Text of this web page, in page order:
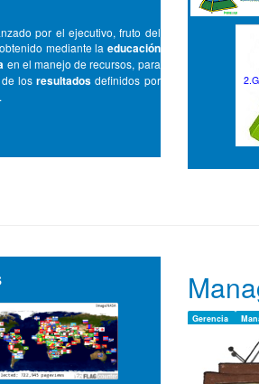
por el ejecutivo, fruto del
mediante la educación
en el manejo de recursos, para
de losresultados definidos por
Gerencia